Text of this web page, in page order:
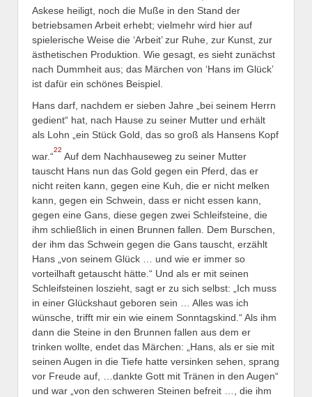
Askese heiligt, noch die Muße in den Stand der
betriebsamen Arbeit erhebt; vielmehr wird hier auf
spielerische Weise die ‘Arbeit’ zur Ruhe, zur Kunst, zur
ästhetischen Produktion. Wie gesagt, es sieht zunächst
nach Dummheit aus; das Märchen von ‘Hans im Glück’
ist dafür ein schönes Beispiel.
Hans darf, nachdem er sieben Jahre „bei seinem Herrn
gedient“ hat, nach Hause zu seiner Mutter und erhält
als Lohn „ein Stück Gold, das so groß als Hansens Kopf
war.“
22
Auf dem Nachhauseweg zu seiner Mutter
tauscht Hans nun das Gold gegen ein Pferd, das er
nicht reiten kann, gegen eine Kuh, die er nicht melken
kann, gegen ein Schwein, dass er nicht essen kann,
gegen eine Gans, diese gegen zwei Schleifsteine, die
ihm schließlich in einen Brunnen fallen. Dem Burschen,
der ihm das Schwein gegen die Gans tauscht, erzählt
Hans „von seinem Glück … und wie er immer so
vorteilhaft getauscht hätte.“ Und als er mit seinen
Schleifsteinen loszieht, sagt er zu sich selbst: „Ich muss
in einer Glückshaut geboren sein … Alles was ich
wünsche, trifft mir ein wie einem Sonntagskind.“ Als ihm
dann die Steine in den Brunnen fallen aus dem er
trinken wollte, endet das Märchen: „Hans, als er sie mit
seinen Augen in die Tiefe hatte versinken sehen, sprang
vor Freude auf, …dankte Gott mit Tränen in den Augen“
und war „von den schweren Steinen befreit …, die ihm